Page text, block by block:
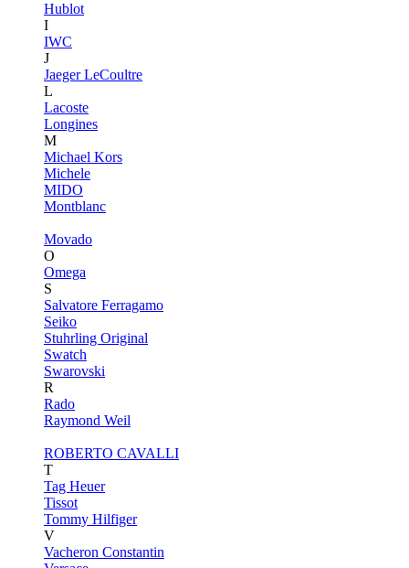
Hublot
I
IWC
J
Jaeger LeCoultre
L
Lacoste
Longines
M
Michael Kors
Michele
MIDO
Montblanc
Movado
O
Omega
S
Salvatore Ferragamo
Seiko
Stuhrling Original
Swatch
Swarovski
R
Rado
Raymond Weil
ROBERTO CAVALLI
T
Tag Heuer
Tissot
Tommy Hilfiger
V
Vacheron Constantin